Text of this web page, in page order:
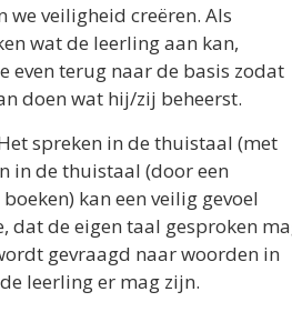
we veiligheid creëren. Als
wat de leerling aan kan,
even terug naar de basis zodat
doen wat hij/zij beheerst.
spreken in de thuistaal (met
in de thuistaal (door een
kan een veilig gevoel
dat de eigen taal gesproken
gevraagd naar woorden in
leerling er mag zijn.